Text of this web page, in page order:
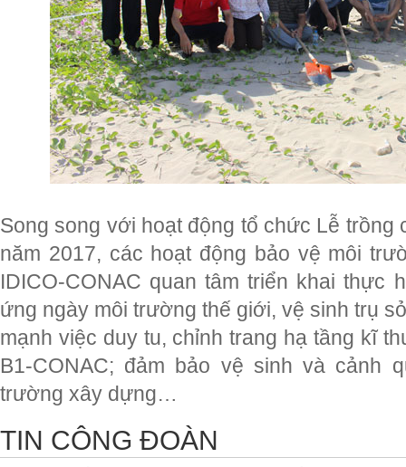
Song song với hoạt động tổ chức Lễ
năm 2017, các hoạt động bảo vệ môi
IDICO-CONAC quan tâm triển khai thực
ứng ngày môi trường thế giới, vệ sinh trụ
mạnh việc duy tu, chỉnh trang hạ tầng kĩ
B1-CONAC; đảm bảo vệ sinh và cảnh
trường xây dựng…
TIN CÔNG ĐOÀN